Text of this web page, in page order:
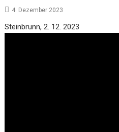
4. Dezember 2023
Steinbrunn, 2. 12. 2023